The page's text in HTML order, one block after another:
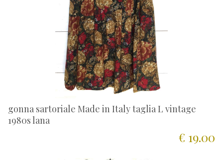
gonna sartoriale Made in Italy taglia L vintage
1980s lana
€ 19.00